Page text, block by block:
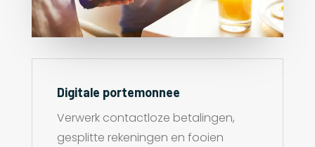
Digitale portemonnee
Verwerk contactloze betalingen,
gesplitte rekeningen en fooien